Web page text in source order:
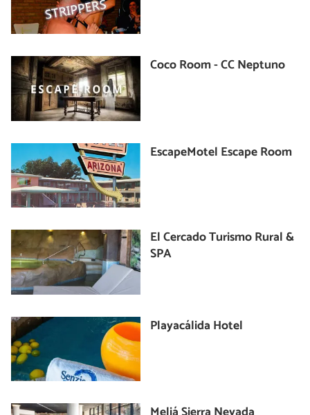
Coco Room - CC Neptuno
EscapeMotel Escape Room
El Cercado Turismo Rural &
SPA
Playacálida Hotel